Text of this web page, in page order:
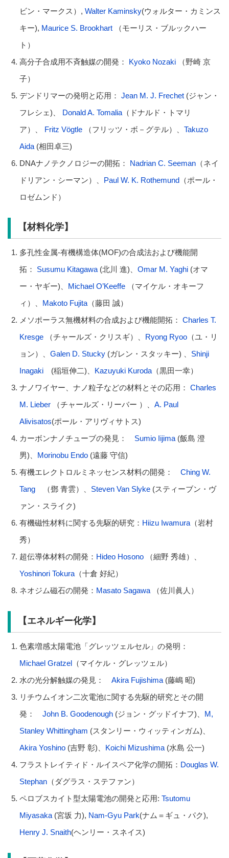
ビン・マークス）, Walter Kaminsky(ウォルター・カミンス
キー), Maurice S. Brookhart（モーリス・ブルックハー
ト）
高分子合成用不斉触媒の開発： Kyoko Nozaki（野崎 京
子）
デンドリマーの発明と応用： Jean M. J. Frechet (ジャン・
フレシェ)、
Donald A. Tomalia（ドナルド・トマリ
ア）、 Fritz Vögtle（フリッツ・ボ－グテル）、 Takuzo
Aida(相田卓三)
DNAナノテクノロジーの開拓： Nadrian C. Seeman（ネイ
ドリアン・シーマン）、 Paul W. K. Rothemund（ポール・
ロゼムンド）
【材料化学】
多孔性金属-有機構造体(MOF)の合成法および機能開
拓： Susumu Kitagawa(北川 進)、 Omar M. Yaghi(オマ
ー・ヤギー)、 Michael O’Keeffe（マイケル・オキーフ
ィ）、 Makoto Fujita（藤田 誠）
メソポーラス無機材料の合成および機能開拓： Charles T.
Kresge（チャールズ・クリスギ）、 Ryong Ryoo（ユ・リ
ョン）、 Galen D. Stucky(ガレン・スタッキー) 、 Shinji
Inagaki(稲垣伸二)、 Kazuyuki Kuroda（黒田一幸）
ナノワイヤー、ナノ粒子などの材料とその応用： Charles
M. Lieber（チャールズ・リーバー ）、 A. Paul
Alivisatos(ポール・アリヴィサトス)
カーボンナノチューブの発見： Sumio Iijima(飯島 澄
男)、 Morinobu Endo(遠藤 守信)
有機エレクトロルミネッセンス材料の開発： Ching W.
Tang（鄧 青雲）、 Steven Van Slyke (スティーブン・ヴ
ァン・スライク)
有機磁性材料に関する先駆的研究： Hiizu Iwamura（岩村
秀）
超伝導体材料の開発： Hideo Hosono
（細野 秀雄）、
Yoshinori Tokura（十倉 好紀）
ネオジム磁石の開発： Masato Sagawa（佐川眞人）
【エネルギー化学】
色素増感太陽電池「グレッツェルセル」の発明：
Michael Gratzel（マイケル・グレッツェル）
水の光分解触媒の発見： Akira Fujishima(藤嶋 昭)
リチウムイオン二次電池に関する先駆的研究とその開
発： John B. Goodenough(ジョン・グッドイナフ)、 M,
Stanley Whittingham (スタンリー・ウィッティンガム)、
Akira Yoshino(吉野 彰)、 Koichi Mizushima (水島 公一)
フラストレイティド・ルイスペア化学の開拓： Douglas W.
Stephan（ダグラス・ステファン）
ペロブスカイト型太陽電池の開発と応用: Tsutomu
Miyasaka(宮坂 力), Nam-Gyu Park(ナム＝ギュ・パク),
Henry J. Snaith(ヘンリー・スネイス)